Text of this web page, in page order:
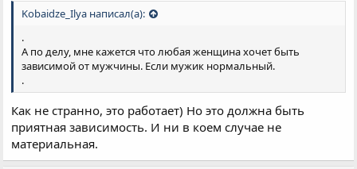
Kobaidze_Ilya написал(а):
.
А по делу, мне кажется что любая женщина хочет быть
зависимой от мужчины. Если мужик нормальный.
.
Как не странно, это работает) Но это должна быть
приятная зависимость. И ни в коем случае не
материальная.